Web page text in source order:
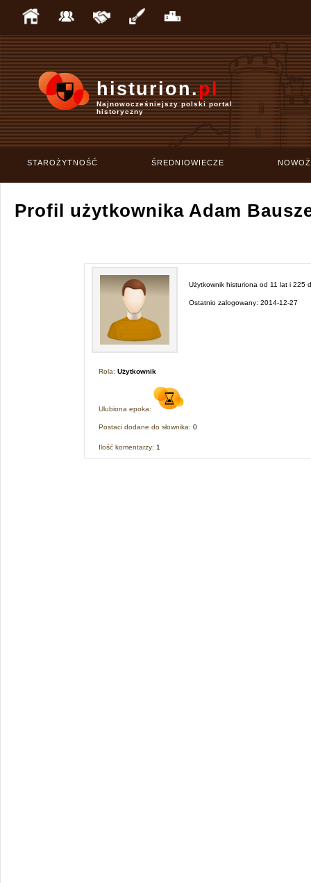
histurion.pl
Najnowocześniejszy polski portal
historyczny
STAROŻYTNOŚĆ ŚREDNIOWIECZE
Profil użytkownika Adam
Użytkownik histuriona od 11 lat i 225
Ostatnio zalogowany: 2014-12-27
Rola: Użytkownik
Ulubiona epoka:
Postaci dodane do słownika: 0
Ilość komentarzy: 1